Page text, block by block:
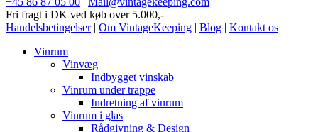
Fri fragt i DK ved køb over 5.000,-
Handelsbetingelser| Om VintageKeeping | Blog | Kontakt os
Vinrum
Vinvæg
Indbygget vinskab
Vinrum under trappe
Indretning af vinrum
Vinrum i glas
Rådgivning & Design